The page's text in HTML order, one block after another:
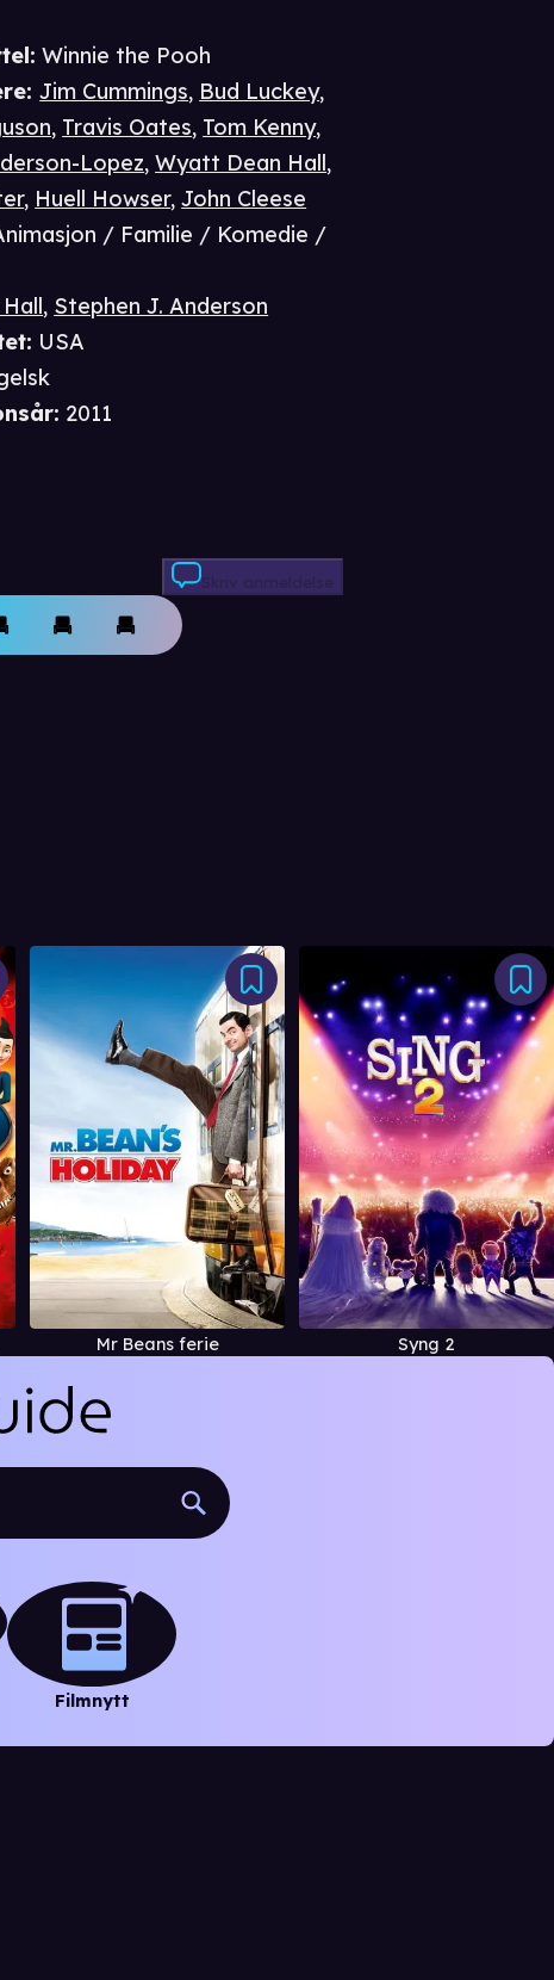
Skriv anmeldelse
Winnie the Pooh
:Jim Cummings, Bud Luckey,
, Travis Oates, Tom Kenny,
Lopez,Wyatt Dean Hall,
, Huell Howser,John Cleese
/ Familie / Komedie /
, Stephen J. Anderson
: USA
: 2011
Mr Beans ferie Syng 2
Filmnytt